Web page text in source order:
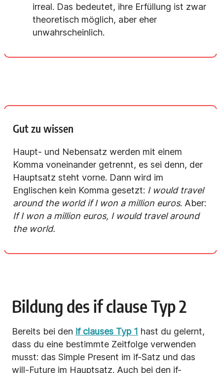
irreal. Das bedeutet, ihre Erfüllung ist zwar
theoretisch möglich, aber eher
unwahrscheinlich.
Gut zu wissen
Haupt- und Nebensatz werden mit einem
Komma voneinander getrennt, es sei denn, der
Hauptsatz steht vorne. Dann wird im
Englischen kein Komma gesetzt: I would travel
around the world if I won a million euros. Aber:
If I won a million euros, I would travel around
the world.
Bildung des if clause Typ 2
Bereits bei den if clauses Typ 1 hast du gelernt,
dass du eine bestimmte Zeitfolge verwenden
musst: das Simple Present im if-Satz und das
will-Future im Hauptsatz. Auch bei den if-